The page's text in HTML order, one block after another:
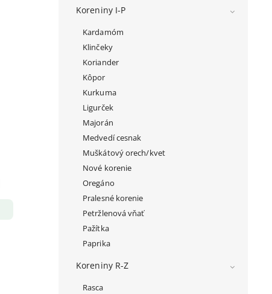
Koreniny I-P
Kardamóm
Klinčeky
Koriander
Kôpor
Kurkuma
Ligurček
Majorán
Medvedí cesnak
Muškátový orech/kvet
Nové korenie
Oregáno
Pralesné korenie
Petržlenová vňať
Pažítka
Paprika
Koreniny R-Z
Rasca